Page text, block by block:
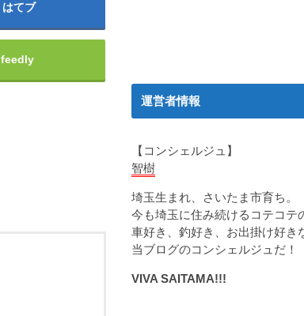
はてブ
feedly
運営者情報
【コンシェルジュ】
智樹
埼玉生まれ、さいたま市育ち。
今も埼玉に住み続けるコテコテ
車好き、釣好き、お出掛け好き
当ブログのコンシェルジュだ！
VIVA SAITAMA!!!